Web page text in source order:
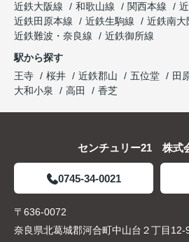
近鉄大阪線
和歌山線 関西本線
近鉄田原本線
近鉄生駒線
近鉄南大
近鉄難波・奈良線
近鉄御所線
駅から探す
王寺
桜井 近鉄郡山 五位堂 田
大和小泉
高田 香芝
センチュリー21 株式
0745-34-0021
〒636-0072
奈良県北葛城郡河合町中山台２丁目12-